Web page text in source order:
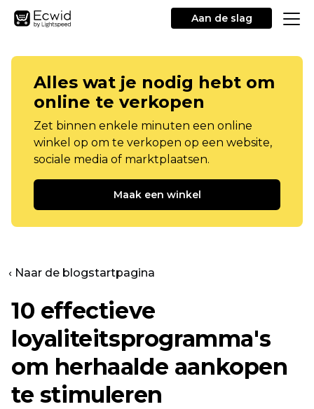
Aan de slag
Alles wat je nodig hebt om
online te verkopen
Zet binnen enkele minuten een online
winkel op om te verkopen op een website,
sociale media of marktplaatsen.
Maak een winkel
‹ Naar de blogstartpagina
10 effectieve
loyaliteitsprogramma's
om herhaalde aankopen
te stimuleren